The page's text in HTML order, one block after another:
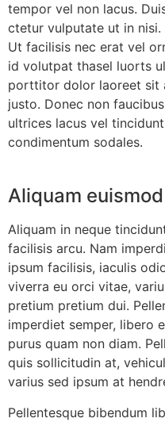
tempor vel non lacus.
ctetur vulputate ut in
Ut facilisis nec erat vel
id volutpat thasel luorts
porttitor dolor laoreet sit
justo. Donec non
ultrices lacus vel
condimentum sodales.
Aliquam
Aliquam in neque
facilisis arcu. Nam
ipsum facilisis, iaculis
viverra eu orci vitae,
pretium pretium dui.
imperdiet semper, libero
purus quam non diam.
quis sollicitudin at,
varius sed ipsum at
Pellentesque bibendum